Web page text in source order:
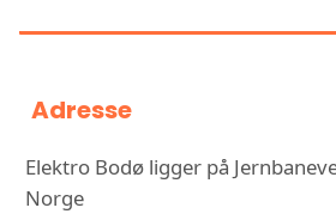
Adresse
Elektro Bodø ligger på
Norge